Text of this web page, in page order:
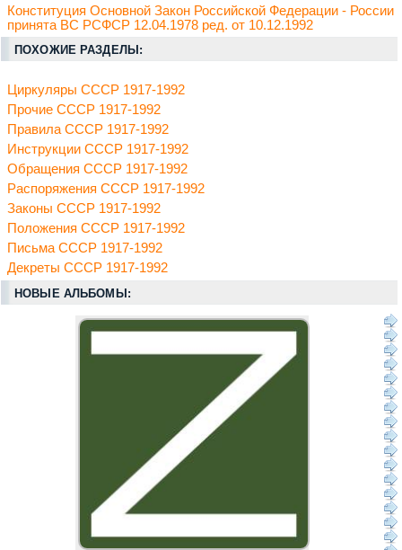
Конституция Основной Закон Российской Федерации - России
принята ВС РСФСР 12.04.1978 ред. от 10.12.1992
ПОХОЖИЕ РАЗДЕЛЫ:
Циркуляры СССР 1917-1992
Прочие СССР 1917-1992
Правила СССР 1917-1992
Инструкции СССР 1917-1992
Обращения СССР 1917-1992
Распоряжения СССР 1917-1992
Законы СССР 1917-1992
Положения СССР 1917-1992
Письма СССР 1917-1992
Декреты СССР 1917-1992
НОВЫЕ АЛЬБОМЫ: